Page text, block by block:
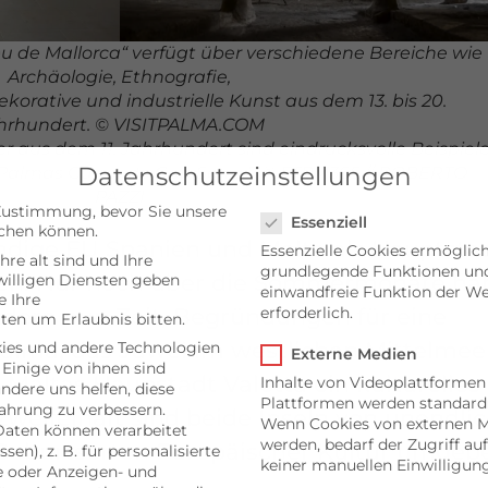
de Mallorca“ verfügt über verschiedene Bereiche wie
Archäologie, Ethnografie,
und industrielle Kunst aus dem 13. bis 20.
© VISITPALMA.COM
aus dem 11. Jahrhundert sind eindrucksvolle
Carrer de Can Serra 7 © FTPM365 // ROBERTO
EU Spanien und Malta als
Nur noch über die Sommermonate
nun Zeit, Begründungen für eine
das Juwel im westlichen
Haupstadt Valetta ein kulturelles
sind beide Inseln von
Europäischer Kultur
Datenschutzeinstellungen
bevor Sie unsere
können.
alt sind und Ihre
Diensten geben
Ihre
um Erlaubnis bitten.
und andere Technologien
von ihnen sind
uns helfen, diese
zu verbessern.
können verarbeitet
z. B. für personalisierte
oder Anzeigen- und
Essenziell
Essenzielle Cookies
grundlegende Funktionen
einwandfreie Funktion der
erforderlich.
Externe Medien
Inhalte von
Plattformen werden
Wenn Cookies von externen
werden, bedarf der Zugriff
keiner manuellen